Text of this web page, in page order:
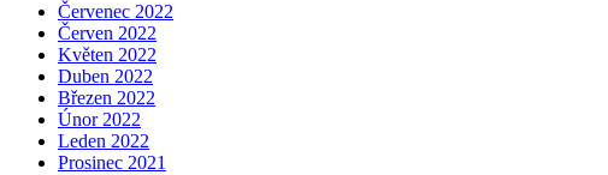
Červenec 2022
Červen 2022
Květen 2022
Duben 2022
Březen 2022
Únor 2022
Leden 2022
Prosinec 2021